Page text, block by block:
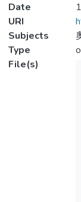
Date
URI
Subjects
Type
File(s)